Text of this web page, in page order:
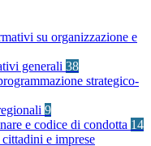
su organizzazione e
generali 38
strategico-
9
e codice di condotta 14
e imprese